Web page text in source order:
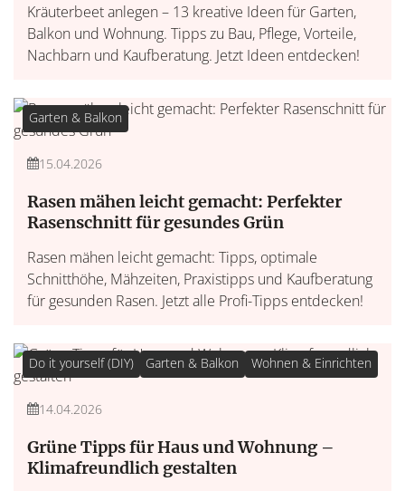
Kräuterbeet anlegen – 13 kreative Ideen für Garten,
Balkon und Wohnung. Tipps zu Bau, Pflege, Vorteile,
Nachbarn und Kaufberatung. Jetzt Ideen entdecken!
Garten & Balkon
15.04.2026
Rasen mähen leicht gemacht: Perfekter
Rasenschnitt für gesundes Grün
Rasen mähen leicht gemacht: Tipps, optimale
Schnitthöhe, Mähzeiten, Praxistipps und Kaufberatung
für gesunden Rasen. Jetzt alle Profi-Tipps entdecken!
Do it yourself (DIY) Garten & Balkon Wohnen & Einrichten
14.04.2026
Grüne Tipps für Haus und Wohnung –
Klimafreundlich gestalten